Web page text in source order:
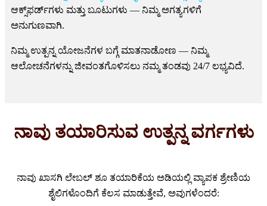
ಆಕ್ಸ್‌ಫರ್ಡ್‌ಗಳು ಮತ್ತು ಬೂಟುಗಳು — ನಿಮ್ಮ ಅಗತ್ಯಗಳಿಗೆ
ಅನುಗುಣವಾಗಿ.
ನಿಮ್ಮ ಉತ್ಪನ್ನ ಯೋಜನೆಗಳ ಬಗ್ಗೆ ಮಾತನಾಡೋಣ — ನಿಮ್ಮ
ಆಲೋಚನೆಗಳನ್ನು ಜೀವಂತಗೊಳಿಸಲು ನಮ್ಮ ತಂಡವು 24/7 ಲಭ್ಯವಿದೆ.
ನಾವು ತಯಾರಿಸುವ ಉತ್ಪನ್ನ ವರ್ಗಗಳು
ನಾವು ಖಾಸಗಿ ಲೇಬಲ್ ಶೂ ತಯಾರಿಕೆಯ ಅಡಿಯಲ್ಲಿ ವ್ಯಾಪಕ ಶ್ರೇಣಿಯ
ಶೈಲಿಗಳೊಂದಿಗೆ ಕೆಲಸ ಮಾಡುತ್ತೇವೆ, ಅವುಗಳೆಂದರೆ: